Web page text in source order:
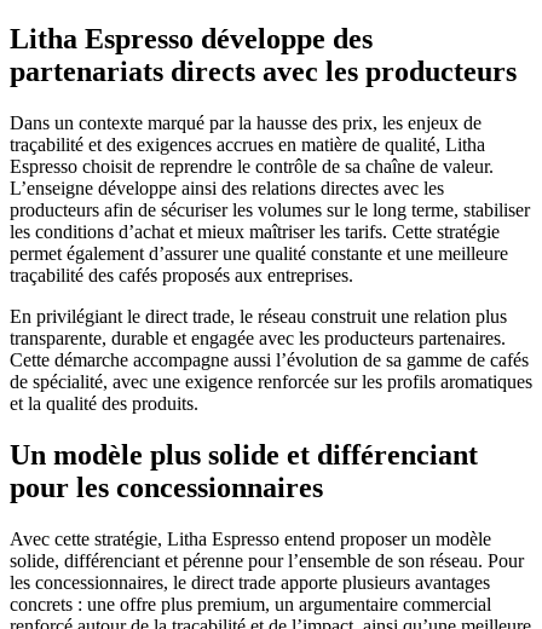
Litha Espresso développe des
partenariats directs avec les producteurs
Dans un contexte marqué par la hausse des prix, les enjeux de
traçabilité et des exigences accrues en matière de qualité, Litha
Espresso choisit de reprendre le contrôle de sa chaîne de valeur.
L’enseigne développe ainsi des relations directes avec les
producteurs afin de sécuriser les volumes sur le long terme, stabiliser
les conditions d’achat et mieux maîtriser les tarifs. Cette stratégie
permet également d’assurer une qualité constante et une meilleure
traçabilité des cafés proposés aux entreprises.
En privilégiant le direct trade, le réseau construit une relation plus
transparente, durable et engagée avec les producteurs partenaires.
Cette démarche accompagne aussi l’évolution de sa gamme de cafés
de spécialité, avec une exigence renforcée sur les profils aromatiques
et la qualité des produits.
Un modèle plus solide et différenciant
pour les concessionnaires
Avec cette stratégie, Litha Espresso entend proposer un modèle
solide, différenciant et pérenne pour l’ensemble de son réseau. Pour
les concessionnaires, le direct trade apporte plusieurs avantages
concrets : une offre plus premium, un argumentaire commercial